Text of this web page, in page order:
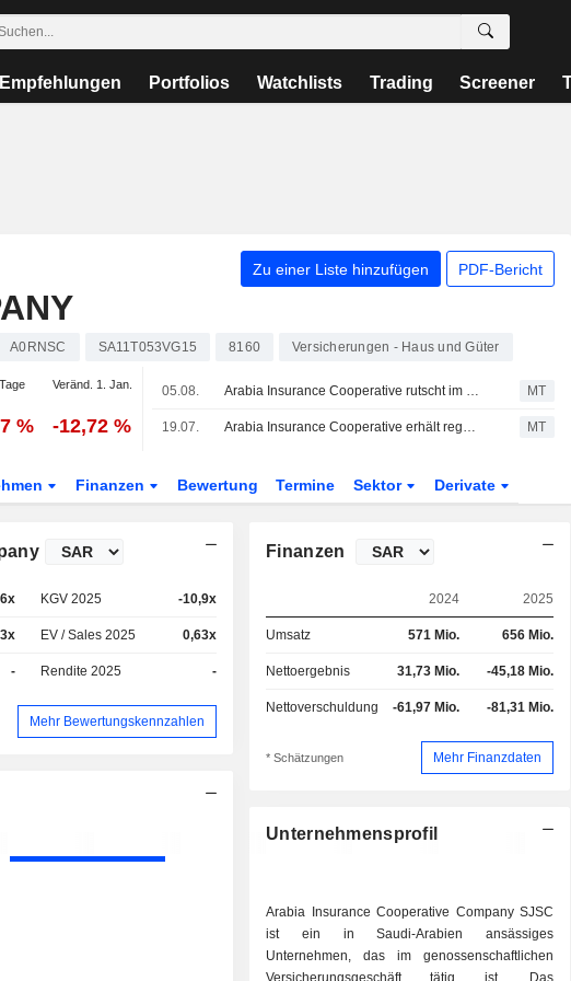
Empfehlungen Portfolios Watchlists Trading Screener
Zu einer Liste hinzufügen PDF-Bericht
A0RNSC SA11T053VG15 8160 Versicherungen - Haus und Güter
Veränd. 1. Jan.
% -12,72 %
05.08. Arabia Insurance Cooperative rutscht im ersten Halbjahr in die Verlustzone; Versicherungserlöse steigen MT
19.07. Arabia Insurance Cooperative erhält regulatorische Genehmigung für den Vertrieb von Aufenthaltsversicherungen MT
Finanzen Bewertung Termine Sektor Derivate
KGV 2025 -10,9x
EV / Sales 2025 0,63x
- Rendite 2025 -
Mehr Bewertungskennzahlen
Finanzen
2024 2025
Umsatz 571 Mio. 656 Mio.
Nettoergebnis 31,73 Mio. -45,18 Mio.
Nettoverschuldung -61,97 Mio. -81,31 Mio.
* Schätzungen Mehr Finanzdaten
Unternehmensprofil
Arabia Insurance Cooperative Company SJSC
ist ein in Saudi-Arabien ansässiges
Unternehmen, das im genossenschaftlichen
Versicherungsgeschäft tätig ist. Das